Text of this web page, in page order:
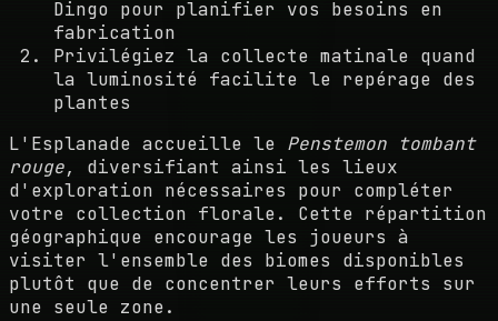
Dingo pour planifier vos besoins en
fabrication
Privilégiez la collecte matinale quand
la luminosité facilite le repérage des
plantes
L'Esplanade accueille le Penstemon tombant
rouge, diversifiant ainsi les lieux
d'exploration nécessaires pour compléter
votre collection florale. Cette répartition
géographique encourage les joueurs à
visiter l'ensemble des biomes disponibles
plutôt que de concentrer leurs efforts sur
une seule zone.